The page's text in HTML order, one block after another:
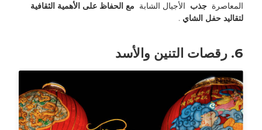
المعاصرة جذب الأجيال الشابة
لتقاليد حفل الشاي .
6. رقصات التنين والأسد